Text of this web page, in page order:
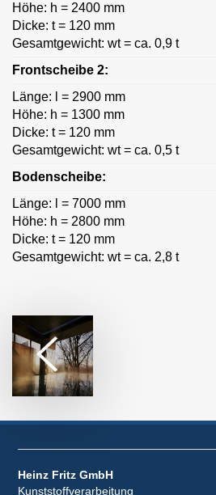
Höhe: h = 2400 mm
Dicke: t = 120 mm
Gesamtgewicht: wt = ca. 0,9 t
Frontscheibe 2:
Länge: l = 2900 mm
Höhe: h = 1300 mm
Dicke: t = 120 mm
Gesamtgewicht: wt = ca. 0,5 t
Bodenscheibe:
Länge: l = 7000 mm
Höhe: h = 2800 mm
Dicke: t = 120 mm
Gesamtgewicht: wt = ca. 2,8 t
Heinz Fritz GmbH
Kunststoffverarbeitung